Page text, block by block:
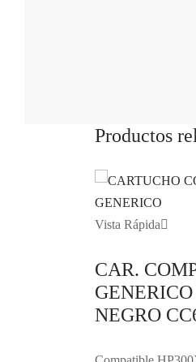
Productos
Vista Rápida
CAR.
NEGRO